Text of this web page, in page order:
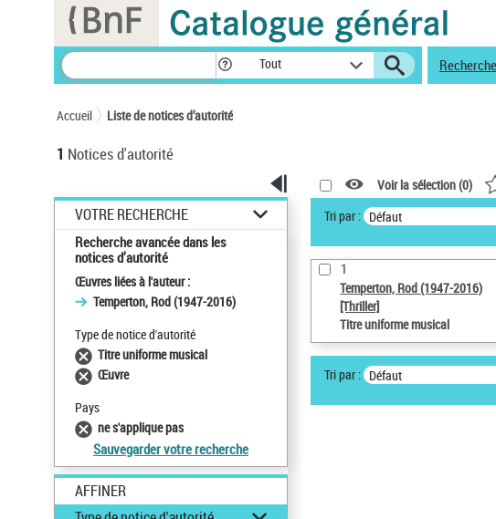
Tout
Accueil Liste de notices d’autorité
1 Notices d'autorité
VOTRE RECHERCHE
Recherche avancée dans les
notices d’autorité
Œuvres liées à l'auteur :
Temperton, Rod (1947-2016)
Type de notice d'autorité
Titre uniforme musical
Œuvre
Pays
ne s'applique pas
Sauvegarder votre recherche
AFFINER
Voir la sélection (0)
Tri par : Défaut
1
Temperton, Rod (1947-2016)
[Thriller]
Titre uniforme musical
Tri par : Défaut
Panneau de gestion des cookies